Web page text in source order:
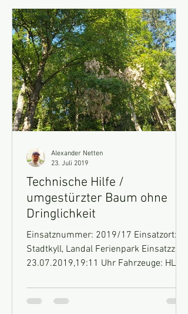
Technische Hilfe /
umgestürzter Baum ohne
Dringlichkeit
Einsatznummer: 2019/17 Einsatzort:
Stadtkyll, Landal Ferienpark Einsatzzeit:
23.07.2019,19:11 Uhr Fahrzeuge: HLF
Alexander Netten
23. Juli 2019